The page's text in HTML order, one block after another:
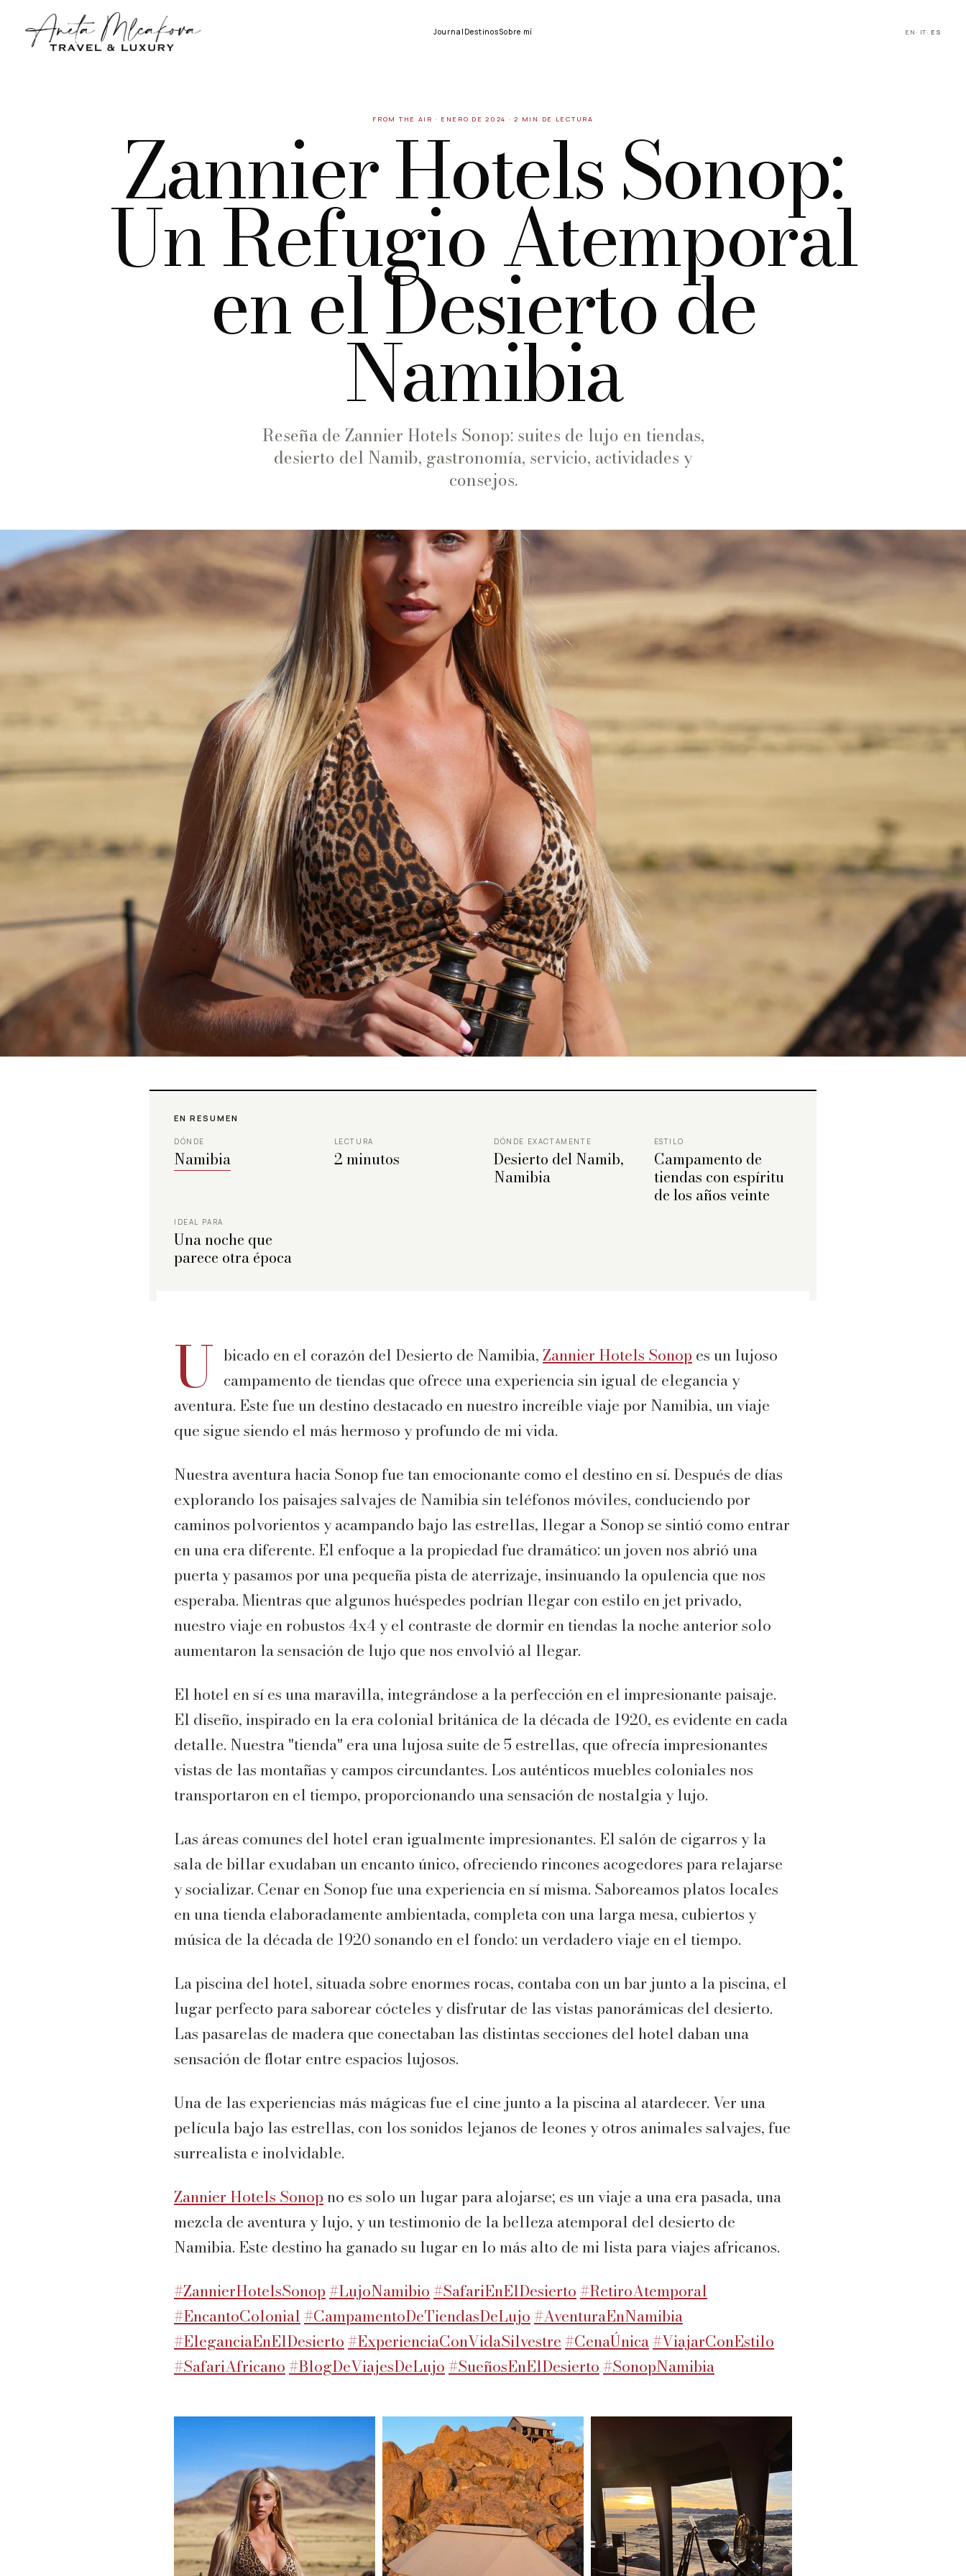
Journal DestinosSobre mí EN· IT·ES
FROM THE AIR · ENERO DE 2024 ·2 MIN DE LECTURA
Zannier Hotels Sonop:
Un Refugio Atemporal
en el Desierto de
Namibia
Reseña de Zannier Hotels Sonop: suites de lujo en tiendas,
desierto del Namib, gastronomía, servicio, actividades y
consejos.
EN RESUMEN
DÓNDE
Namibia
LECTURA
2 minutos
DÓNDE EXACTAMENTE
Desierto del Namib,
Namibia
ESTILO
Campamento de
tiendas con espíritu
de los años veinte
IDEAL PARA
Una noche que
parece otra época
U bicado en el corazón del Desierto de Namibia,Zannier Hotels Sonop es un lujoso
campamento de tiendas que ofrece una experiencia sin igual de elegancia y
aventura. Este fue un destino destacado en nuestro increíble viaje por Namibia, un viaje
que sigue siendo el más hermoso y profundo de mi vida.
Nuestra aventura hacia Sonop fue tan emocionante como el destino en sí. Después de días
explorando los paisajes salvajes de Namibia sin teléfonos móviles, conduciendo por
caminos polvorientos y acampando bajo las estrellas, llegar a Sonop se sintió como entrar
en una era diferente. El enfoque a la propiedad fue dramático: un joven nos abrió una
puerta y pasamos por una pequeña pista de aterrizaje, insinuando la opulencia que nos
esperaba. Mientras que algunos huéspedes podrían llegar con estilo en jet privado,
nuestro viaje en robustos 4x4 y el contraste de dormir en tiendas la noche anterior solo
aumentaron la sensación de lujo que nos envolvió al llegar.
El hotel en sí es una maravilla, integrándose a la perfección en el impresionante paisaje.
El diseño, inspirado en la era colonial británica de la década de 1920, es evidente en cada
detalle. Nuestra "tienda" era una lujosa suite de 5 estrellas, que ofrecía impresionantes
vistas de las montañas y campos circundantes. Los auténticos muebles coloniales nos
transportaron en el tiempo, proporcionando una sensación de nostalgia y lujo.
Las áreas comunes del hotel eran igualmente impresionantes. El salón de cigarros y la
sala de billar exudaban un encanto único, ofreciendo rincones acogedores para relajarse
y socializar. Cenar en Sonop fue una experiencia en sí misma. Saboreamos platos locales
en una tienda elaboradamente ambientada, completa con una larga mesa, cubiertos y
música de la década de 1920 sonando en el fondo: un verdadero viaje en el tiempo.
La piscina del hotel, situada sobre enormes rocas, contaba con un bar junto a la piscina, el
lugar perfecto para saborear cócteles y disfrutar de las vistas panorámicas del desierto.
Las pasarelas de madera que conectaban las distintas secciones del hotel daban una
sensación de flotar entre espacios lujosos.
Una de las experiencias más mágicas fue el cine junto a la piscina al atardecer. Ver una
película bajo las estrellas, con los sonidos lejanos de leones y otros animales salvajes, fue
surrealista e inolvidable.
Zannier Hotels Sonopno es solo un lugar para alojarse; es un viaje a una era pasada, una
mezcla de aventura y lujo, y un testimonio de la belleza atemporal del desierto de
Namibia. Este destino ha ganado su lugar en lo más alto de mi lista para viajes africanos.
#ZannierHotelsSonop#LujoNamibio#SafariEnElDesierto#RetiroAtemporal
#EncantoColonial#CampamentoDeTiendasDeLujo#AventuraEnNamibia
#EleganciaEnElDesierto#ExperienciaConVidaSilvestre#CenaÚnica#ViajarConEstilo
#SafariAfricano#BlogDeViajesDeLujo#SueñosEnElDesierto#SonopNamibia